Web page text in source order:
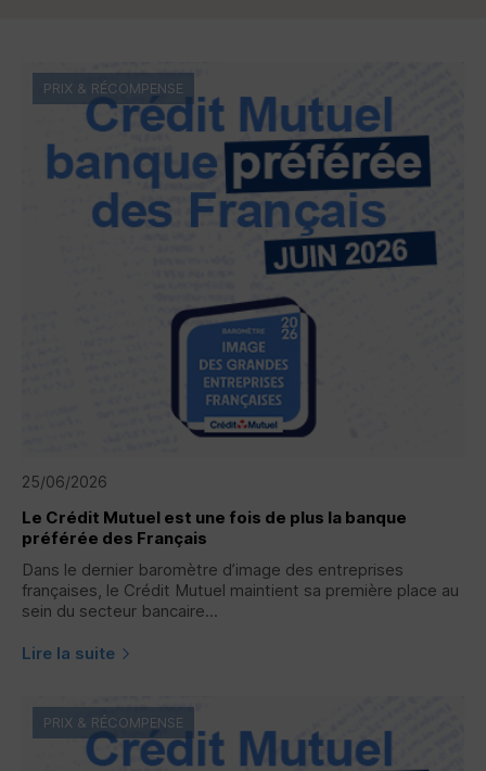
25/06/2026
Le Crédit Mutuel est une fois de plus la banque
préférée des Français
Dans le dernier baromètre d’image des entreprises
françaises, le Crédit Mutuel maintient sa première place au
sein du secteur bancaire...
Lire la suite
PRIX & RÉCOMPENSE
PRIX & RÉCOMPENSE